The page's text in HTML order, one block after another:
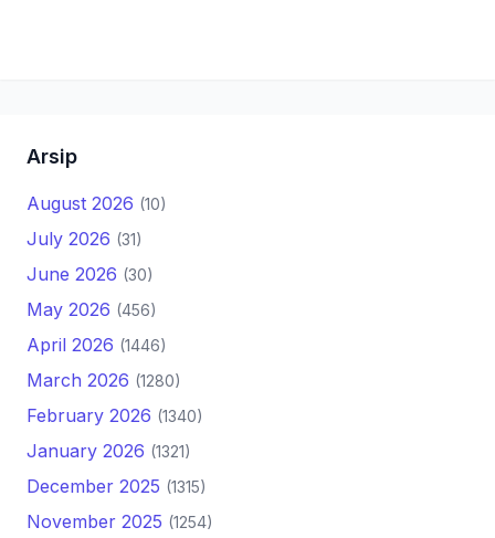
Arsip
August 2026 (10)
July 2026 (31)
June 2026 (30)
May 2026 (456)
April 2026 (1446)
March 2026 (1280)
February 2026 (1340)
January 2026 (1321)
December 2025 (1315)
November 2025 (1254)